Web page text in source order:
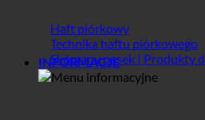
Haft piórkowy
Technika haftu piórkowego
Skórzany pasek | Produkty
INFORMACJE